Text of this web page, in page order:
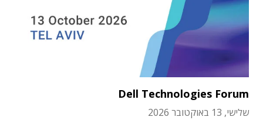
Dell Technologies Forum
שלישי, 13 באוקטובר 2026